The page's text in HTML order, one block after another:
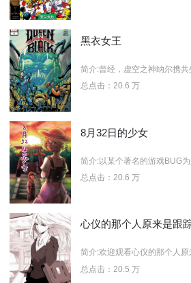
黑衣女王
简介:曾经，虚空之神纳尔携
总点击：20.6 万
8月32日的少女
简介:以某个著名的游戏BUG为
总点击：20.6 万
心仪的那个人原来是跟
简介:欢迎观看心仪的那个人
总点击：20.5 万